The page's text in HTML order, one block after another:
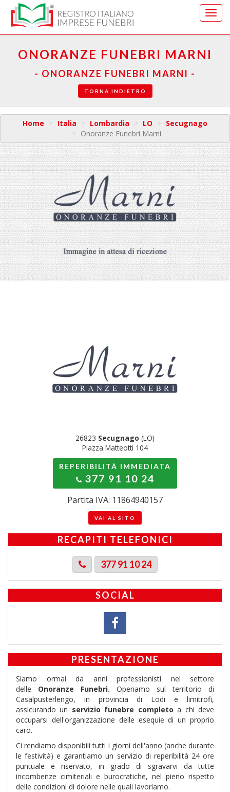
Vai
al
menu
ONORANZE FUNEBRI MARNI
- ONORANZE FUNEBRI MARNI -
TORNA INDIETRO
Home Italia Lombardia LO
Secugnago
Onoranze Funebri Marni
26823 Secugnago (LO)
Piazza Matteotti 104
REPERIBILITÀ IMMEDIATA
377 91 10 24
Partita IVA: 11864940157
VAI AL SITO
RECAPITI TELEFONICI
377 91 10 24
SOCIAL
PRESENTAZIONE
Siamo ormai da anni professionisti nel settore
delle Onoranze Funebri. Operiamo sul territorio di
Casalpusterlengo, in provincia di Lodi e limitrofi,
assicurando un servizio funebre completo a chi deve
occuparsi dell'organizzazione delle esequie di un proprio
caro.
Ci rendiamo disponibili tutti i giorni dell'anno (anche durante
le festività) e garantiamo un servizio di reperibilità 24 ore
puntuale e riservato, in grado di sgravarvi da tutte
incombenze cimiteriali e burocratiche, nel pieno rispetto
delle condizioni di dolore nelle quali lavoriamo.